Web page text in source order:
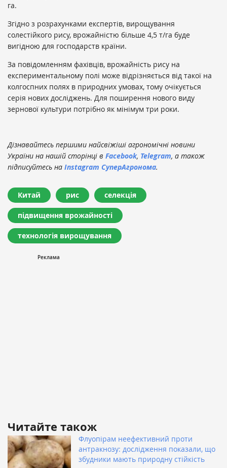
га.
Згідно з розрахунками експертів, вирощування
солестійкого рису, врожайністю більше 4,5 т/га буде
вигідною для господарств країни.
За повідомленням фахівців, врожайність рису на
експериментальному полі може відрізняється від такої на
колгоспних полях в природних умовах, тому очікується
серія нових досліджень. Для поширення нового виду
зернової культури потрібно як мінімум три роки.
Дізнавайтесь першими найсвіжіші агрономічні новини
України на нашій сторінці в Facebook, Telegram, а також
підписуйтесь на Instagram СуперАгронома.
Китай рис селекція
підвищення врожайності
технологія вирощування
Читайте також
Флуопірам неефективний проти
антракнозу: дослідження показали, що
збудники мають природну стійкість